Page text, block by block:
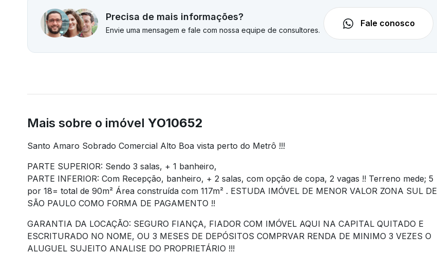
Precisa de mais informações?
Envie uma mensagem e fale com nossa equipe de consultores.
Fale conosco
Mais sobre o imóvel YO10652
Santo Amaro Sobrado Comercial Alto Boa vista perto do Metrô !!!
PARTE SUPERIOR: Sendo 3 salas, + 1 banheiro,
PARTE INFERIOR: Com Recepção, banheiro, + 2 salas, com opção de copa, 2 vagas !! Terreno mede; 5
por 18= total de 90m² Área construída com 117m² . ESTUDA IMÓVEL DE MENOR VALOR ZONA SUL DE
SÃO PAULO COMO FORMA DE PAGAMENTO !!
GARANTIA DA LOCAÇÃO: SEGURO FIANÇA, FIADOR COM IMÓVEL AQUI NA CAPITAL QUITADO E
ESCRITURADO NO NOME, OU 3 MESES DE DEPÓSITOS COMPRVAR RENDA DE MINIMO 3 VEZES O
ALUGUEL SUJEITO ANALISE DO PROPRIETÁRIO !!!